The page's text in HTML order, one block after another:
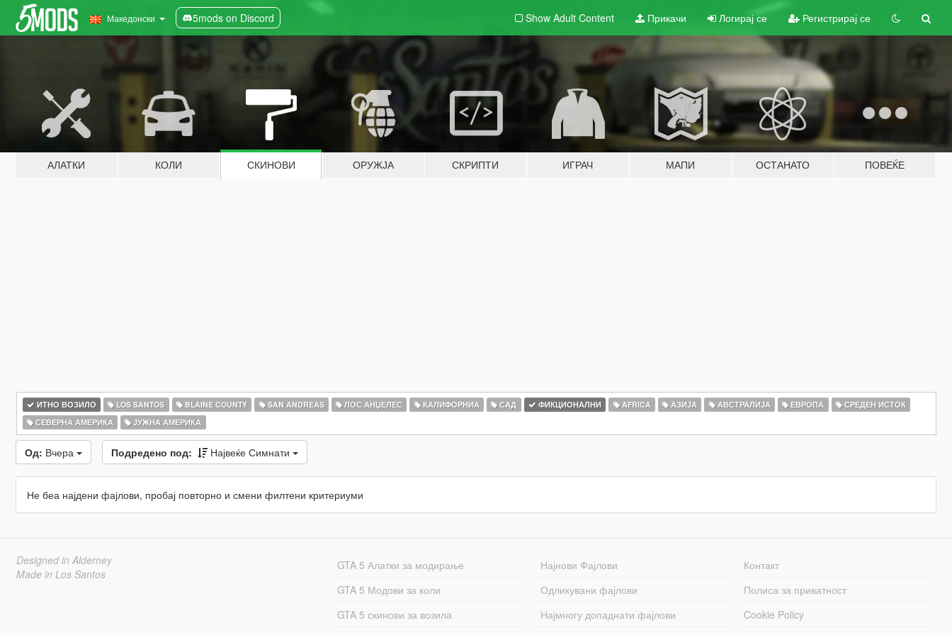
Македонски 5mods on Discord Show Adult Content Прикачи Логирај се Регистрирај се
АЛАТКИ КОЛИ СКИНОВИ ОРУЖЈА СКРИПТИ ИГРАЧ МАПИ ОСТАНАТО ПОВЕЌЕ
ИТНО ВОЗИЛО LOS SANTOS BLAINE COUNTY SAN ANDREAS ЛОС АНЏЕЛЕС КАЛИФОРНИА САД ФИКЦИОНАЛНИ AFRICA АЗИЈА АВСТРАЛИЈА ЕВРОПА
СРЕДЕН ИСТОК
СЕВЕРНА АМЕРИКА
ЈУЖНА АМЕРИКА
Од: Вчера Подредено под: Највеќе Симнати
Не беа најдени фајлови, пробај повторно и смени филтени критериуми
Designed in Alderney
Made in Los Santos
GTA 5 Алатки за модирање
GTA 5 Модови за коли
GTA 5 скинови за возила
Најнови Фајлови
Одликувани фајлови
Најмногу допаднати фајлови
Контакт
Полиса за приватност
Cookie Policy